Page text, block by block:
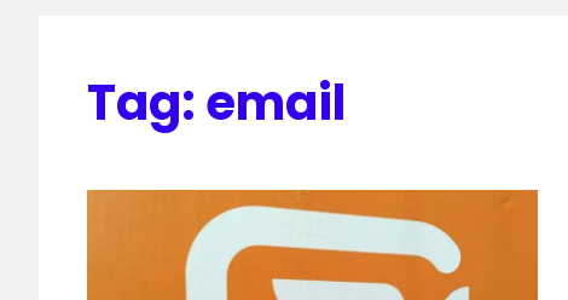
Tag:email